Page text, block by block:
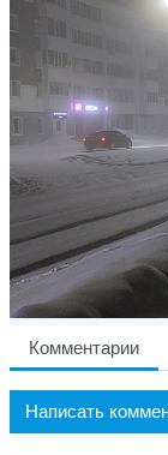
Комментарии
Написать